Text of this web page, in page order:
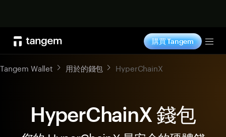
購買 Tangem
Tangem Wallet 用於的錢包 HyperChainX
HyperChainX 錢包